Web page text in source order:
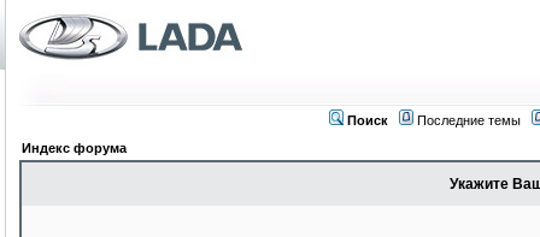
Поиск
Последние темы
Индекс форума
Укажите